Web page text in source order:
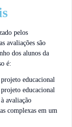
pelos
avaliações são
dos alunos da
é:
educacional
educacional
avaliação
complexas em um